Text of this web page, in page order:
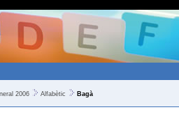
2006 Alfabètic Bagà